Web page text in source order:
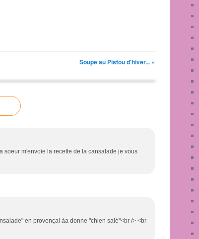
Soupe au Pistou d'hiver... »
soeur m'envoie la recette de la cansalade je vous
en provençal àa donne "chien salé"<br /> <br